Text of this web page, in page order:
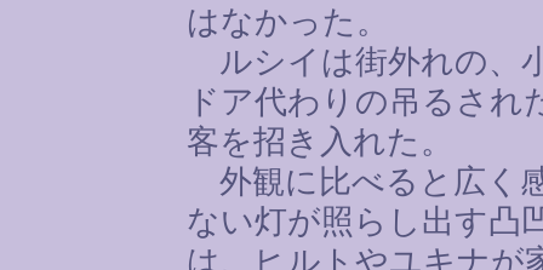
はなかった。
ルシイは街外れの、
ドア代わりの吊るされ
客を招き入れた。
外観に比べると広く
ない灯が照らし出す凸
は、ヒルトやユキナが